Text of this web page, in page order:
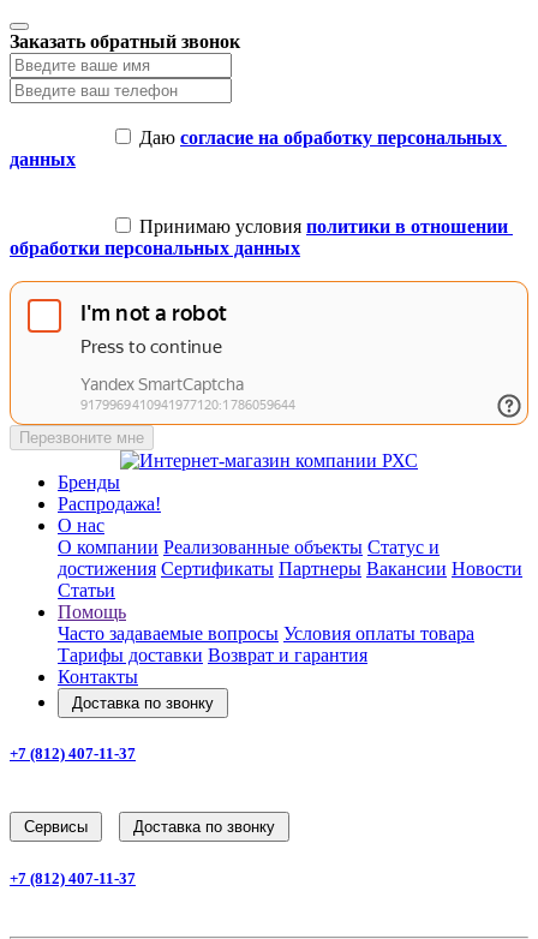
Заказать обратный звонок
Даю согласие на обработку персональных
данных
Принимаю условия политики в отношении
обработки персональных данных
Перезвоните мне
Бренды
Распродажа!
О нас
О компании Реализованные объекты Статус и
достижения Сертификаты Партнеры Вакансии Новости
Статьи
Помощь
Часто задаваемые вопросы Условия оплаты товара
Тарифы доставки Возврат и гарантия
Контакты
Доставка по звонку
+7 (812) 407-11-37
Cервисы Доставка по звонку
+7 (812) 407-11-37